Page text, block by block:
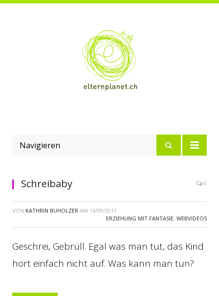
Navigieren
Schreibaby 0
VON KATHRIN BUHOLZER AM 16/09/2011
ERZIEHUNG MIT FANTASIE, WEBVIDEOS
Geschrei, Gebrüll. Egal was man tut, das Kind
hört einfach nicht auf. Was kann man tun?